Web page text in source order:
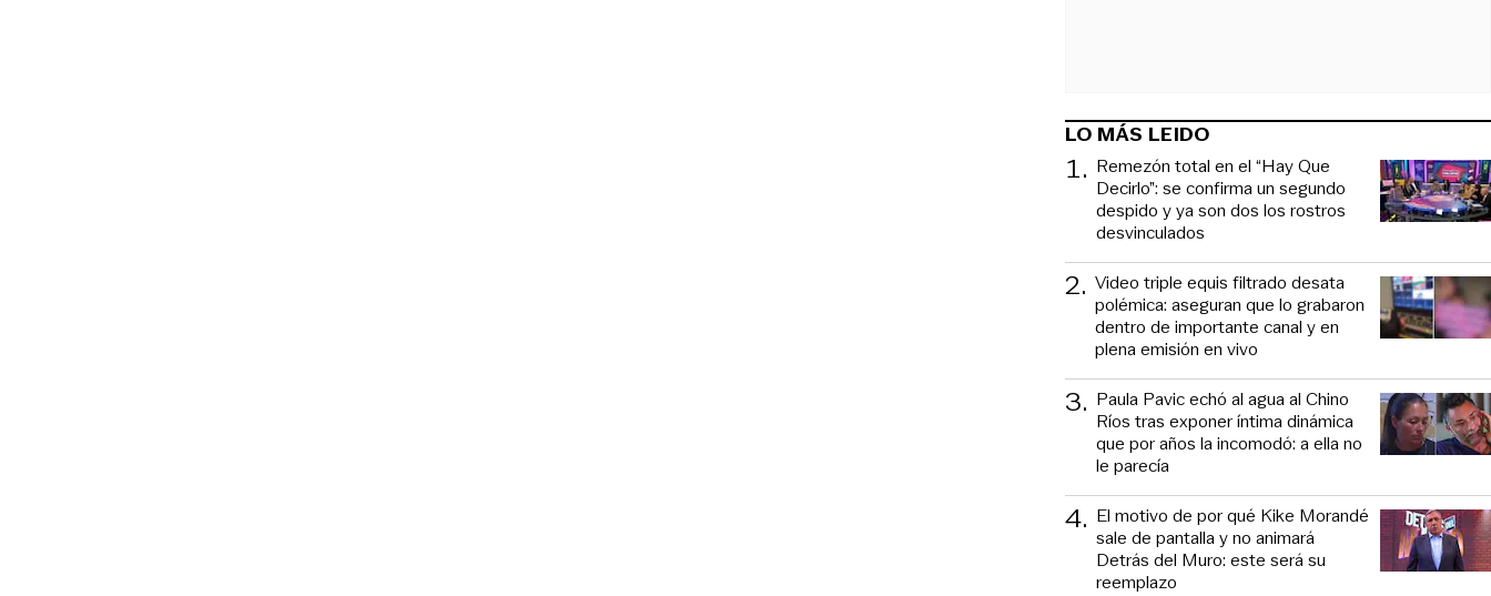
LO MÁS LEIDO
1. Remezón total en el “Hay Que
Decirlo”: se confirma un segundo
despido y ya son dos los rostros
desvinculados
2. Video triple equis filtrado desata
polémica: aseguran que lo grabaron
dentro de importante canal y en
plena emisión en vivo
3. Paula Pavic echó al agua al Chino
Ríos tras exponer íntima dinámica
que por años la incomodó: a ella no
le parecía
4. El motivo de por qué Kike Morandé
sale de pantalla y no animará
Detrás del Muro: este será su
reemplazo